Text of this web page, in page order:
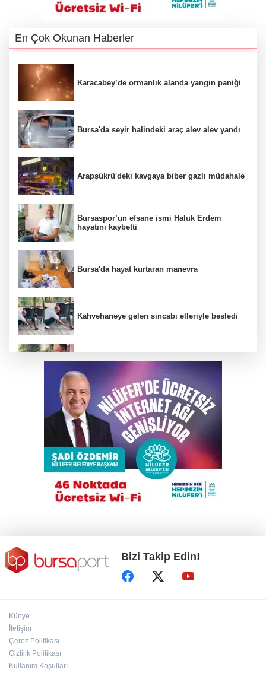
En Çok Okunan Haberler
Karacabey’de ormanlık alanda yangın paniği
Bursa'da seyir halindeki araç alev alev yandı
Arapşükrü'deki kavgaya biber gazlı müdahale
Bursaspor’un efsane ismi Haluk Erdem
hayatını kaybetti
Bursa'da hayat kurtaran manevra
Kahvehaneye gelen sincabı elleriyle besledi
Bursa'da kedi kurtarma operasyonu
YENİ Parti Manisa İl Başkanı İlksen Özalper
tutuklandı
Depoda çıkan yangın apartmanı yakıyordu
Bursa'da makilik alanda yangın
Bizi Takip Edin!
Künye
İletişim
Çerez Politikası
Gizlilik Politikası
Kullanım Koşulları